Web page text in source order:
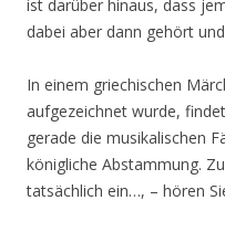
ist darüber hinaus, dass
dabei aber dann gehört
In einem griechischen
aufgezeichnet wurde,
gerade die musikalischen
königliche Abstammung.
tatsächlich ein…, – hören